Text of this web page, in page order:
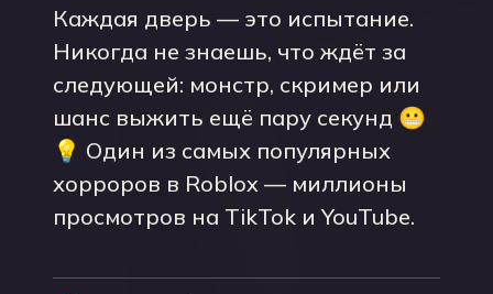
Каждая дверь — это испытание.
Никогда не знаешь, что ждёт за
следующей: монстр, скример или
шанс выжить ещё пару секунд 😬
💡 Один из самых популярных
хорроров в Roblox — миллионы
просмотров на TikTok и YouTube.